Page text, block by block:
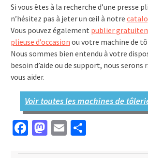
Si vous êtes à la recherche d’une presse
n’hésitez pas à jeter un œil à notre
Vous pouvez également publier
plieuse d’occasion ou votre machine de
Nous sommes bien entendu à votre
besoin d’aide ou de support, nous serons
vous aider.
Voir toutes les machines de
Facebook
Mastodon
EmailPartager